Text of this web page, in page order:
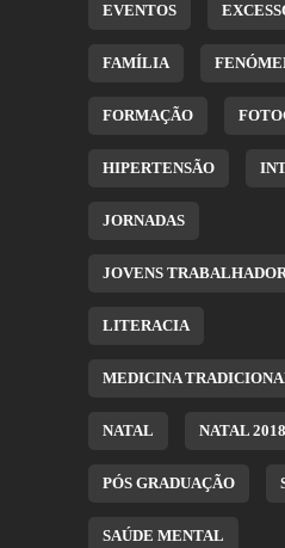
EVENTOS
FAMÍLIA
FORMAÇÃO
HIPERTENSÃO
JORNADAS
JOVENS
LITERACIA
MEDICINA
NATAL NATAL 2018
PÓS GRADUAÇÃO
SAÚDE MENTAL